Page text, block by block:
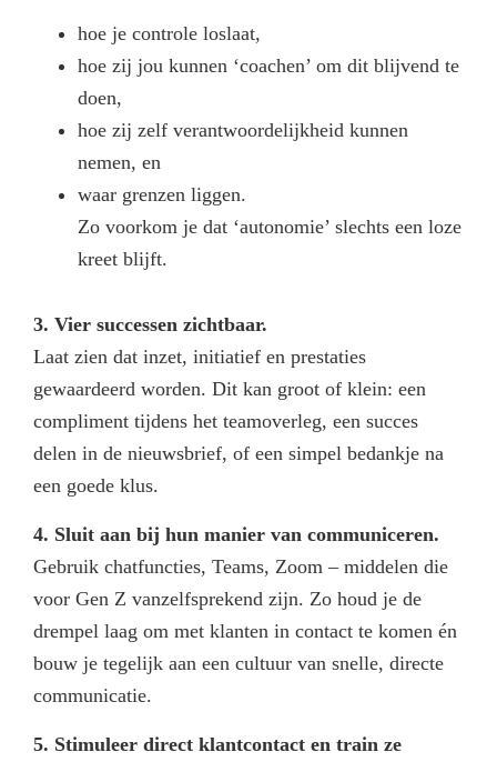
hoe je controle loslaat,
hoe zij jou kunnen ‘coachen’ om dit blijvend te
doen,
hoe zij zelf verantwoordelijkheid kunnen
nemen, en
waar grenzen liggen.
Zo voorkom je dat ‘autonomie’ slechts een loze
kreet blijft.
3. Vier successen zichtbaar.
Laat zien dat inzet, initiatief en prestaties
gewaardeerd worden. Dit kan groot of klein: een
compliment tijdens het teamoverleg, een succes
delen in de nieuwsbrief, of een simpel bedankje na
een goede klus.
4. Sluit aan bij hun manier van communiceren.
Gebruik chatfuncties, Teams, Zoom – middelen die
voor Gen Z vanzelfsprekend zijn. Zo houd je de
drempel laag om met klanten in contact te komen én
bouw je tegelijk aan een cultuur van snelle, directe
communicatie.
5. Stimuleer direct klantcontact en train ze